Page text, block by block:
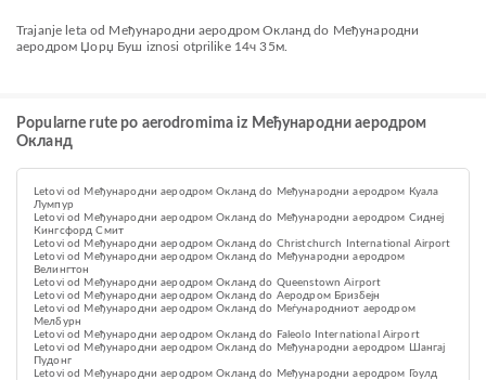
Trajanje leta od Међународни аеродром Окланд do Међународни
аеродром Џорџ Буш iznosi otprilike 14ч 35м.
Popularne rute po aerodromima iz Међународни аеродром
Окланд
Letovi od Међународни аеродром Окланд do Међународни аеродром Куала
Лумпур
Letovi od Међународни аеродром Окланд do Међународни аеродром Сиднеј
Кингсфорд Смит
Letovi od Међународни аеродром Окланд do Christchurch International Airport
Letovi od Међународни аеродром Окланд do Међународни аеродром
Велингтон
Letovi od Међународни аеродром Окланд do Queenstown Airport
Letovi od Међународни аеродром Окланд do Аеродром Бризбејн
Letovi od Међународни аеродром Окланд do Меѓународниот аеродром
Мелбурн
Letovi od Међународни аеродром Окланд do Faleolo International Airport
Letovi od Међународни аеродром Окланд do Међународни аеродром Шангај
Пудонг
Letovi od Међународни аеродром Окланд do Међународни аеродром Гоулд